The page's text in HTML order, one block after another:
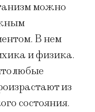
можно
В нем
и физика.
любые
из
состояния.